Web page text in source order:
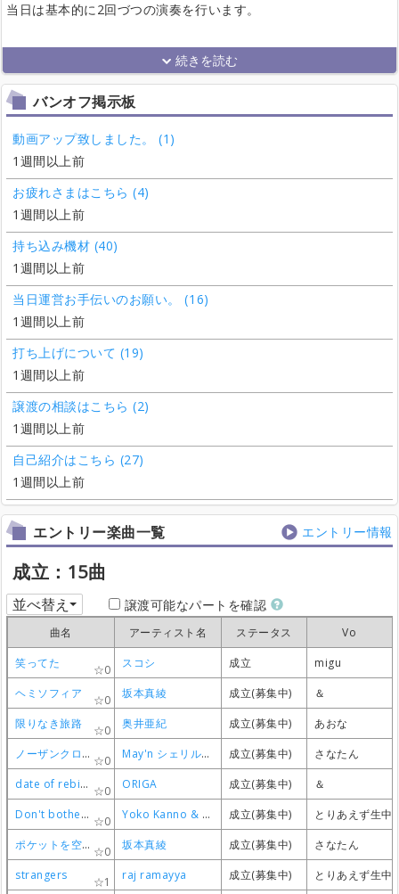
当日は基本的に2回づつの演奏を行います。
バンオフ掲示板
動画アップ致しました。 (1)
1週間以上前
お疲れさまはこちら (4)
1週間以上前
持ち込み機材 (40)
1週間以上前
当日運営お手伝いのお願い。 (16)
1週間以上前
打ち上げについて (19)
1週間以上前
譲渡の相談はこちら (2)
1週間以上前
自己紹介はこちら (27)
1週間以上前
エントリー楽曲一覧 エントリー情報
成立：15曲
並べ替え 譲渡可能なパートを確認
曲名 アーティスト名 ステータス
Vo
笑ってた
0 スコシ 成立
migu
ヘミソフィア
0 坂本真綾 成立(募集中)
＆
限りなき旅路
0 奥井亜紀 成立(募集中)
あおな
ノーザンクロス
0 May'n シェリル・ノーム 成立(募集中)
さなたん
date of rebirth
0 ORIGA 成立(募集中)
＆
Don't bother none
0 Yoko Kanno & SEATBELTS 成立(募集中)
とりあえず生中
ポケットを空にして
0 坂本真綾 成立(募集中)
さなたん
strangers
1 raj ramayya 成立(募集中) とりあえず生中
曲名 アーティスト名 ステータス
Vo
笑ってた
0 スコシ 成立
migu
ヘミソフィア
0 坂本真綾 成立(募集中)
＆
限りなき旅路
0 奥井亜紀 成立(募集中)
あおな
ノーザンクロス
0 May'n シェリル・ノーム 成立(募集中)
さなたん
date of rebirth
0 ORIGA 成立(募集中)
＆
Don't bother none
0 Yoko Kanno & SEATBELTS 成立(募集中)
とりあえず生中
ポケットを空にして
0 坂本真綾 成立(募集中)
さなたん
strangers
1 raj ramayya 成立(募集中) とりあえず生中
曲名 アーティスト名 ステータス
Vo
笑ってた
0 スコシ 成立
migu
ヘミソフィア
0 坂本真綾 成立(募集中)
＆
限りなき旅路
0 奥井亜紀 成立(募集中)
あおな
ノーザンクロス
0 May'n シェリル・ノーム 成立(募集中)
さなたん
date of rebirth
0 ORIGA 成立(募集中)
＆
Don't bother none
0 Yoko Kanno & SEATBELTS 成立(募集中)
とりあえず生中
ポケットを空にして
0 坂本真綾 成立(募集中)
さなたん
strangers
1 raj ramayya 成立(募集中) とりあえず生中
曲名 アーティスト名 ステータス
Vo
笑ってた
0 スコシ 成立
migu
ヘミソフィア
0 坂本真綾 成立(募集中)
＆
限りなき旅路
0 奥井亜紀 成立(募集中)
あおな
ノーザンクロス
0 May'n シェリル・ノーム 成立(募集中)
さなたん
date of rebirth
0 ORIGA 成立(募集中)
＆
Don't bother none
0 Yoko Kanno & SEATBELTS 成立(募集中)
とりあえず生中
ポケットを空にして
0 坂本真綾 成立(募集中)
さなたん
strangers
1 raj ramayya 成立(募集中) とりあえず生中